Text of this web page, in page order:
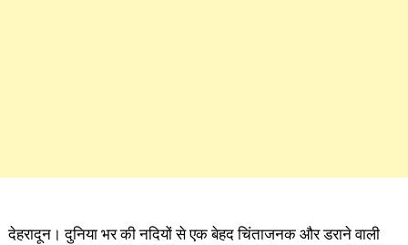
देहरादून। दुनिया भर की नदियों से एक बेहद चिंताजनक और डराने वाली